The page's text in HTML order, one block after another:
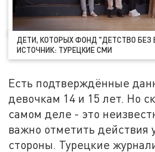
ДЕТИ, КОТОРЫХ ФОНД "ДЕТСТВО БЕЗ
ИСТОЧНИК: ТУРЕЦКИЕ СМИ
Есть подтверждённые
девочкам 14 и 15 лет. Но
самом деле - это
важно отметить действия
стороны. Турецкие